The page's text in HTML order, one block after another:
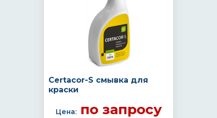
Certacor-S смывка для
краски
Цена:по запросу